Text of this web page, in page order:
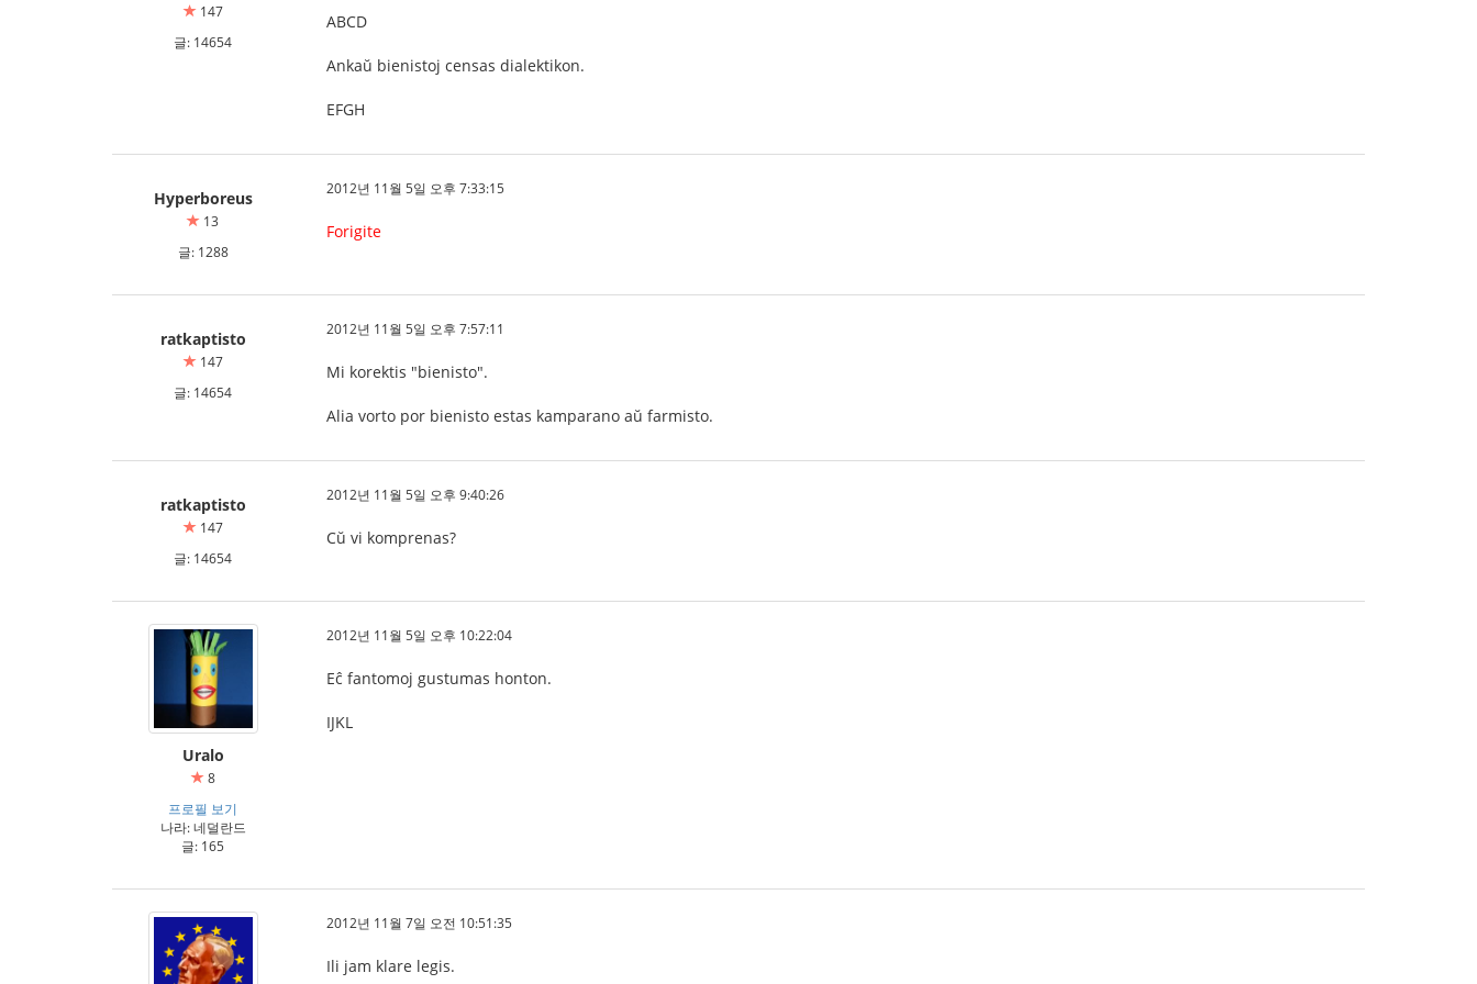
147
글: 14654
ABCD
Ankaŭ bienistoj censas dialektikon.
EFGH
Hyperboreus
13
글: 1288
2012년 11월 5일 오후 7:33:15
Forigite
ratkaptisto
147
글: 14654
2012년 11월 5일 오후 7:57:11
Mi korektis "bienisto".
Alia vorto por bienisto estas kamparano aŭ farmisto.
ratkaptisto
147
글: 14654
2012년 11월 5일 오후 9:40:26
Cŭ vi komprenas?
Uralo
8
프로필 보기
나라: 네덜란드
글: 165
2012년 11월 5일 오후 10:22:04
Eĉ fantomoj gustumas honton.
IJKL
2012년 11월 7일 오전 10:51:35
Ili jam klare legis.